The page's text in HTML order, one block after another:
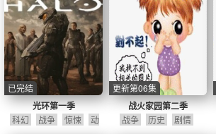
光环第一季
已完结
科幻 战争 惊悚
动
战火家园第二季
更新第06集
战争 历史 剧情